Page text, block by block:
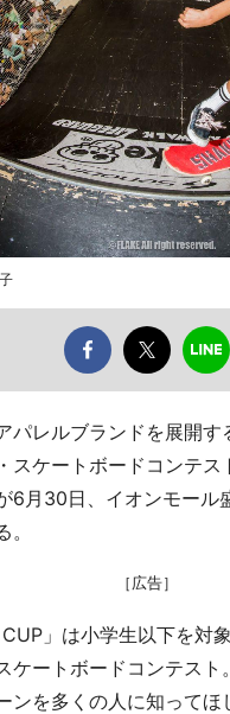
パレルブランドを展開す
スケートボードコンテス
6月30日、イオンモール
［広告］
」は小学生以下を対
ケートボードコンテスト
ンを多くの人に知って